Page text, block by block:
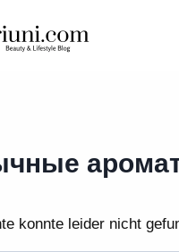
konnte leider nicht